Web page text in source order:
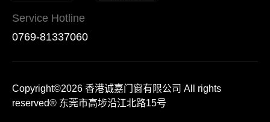
Service Hotline
0769-81337060
Copyright©2026 香港诚嘉门窗有限公司 All rights
reserved® 东莞市高埗沿江北路15号